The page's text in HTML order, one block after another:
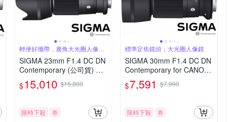
輕便好攜帶，廣角大光圈人像
鏡，美麗淺景深
SIGMA 23mm F1.4 DC DN
Contemporary (公司貨) 廣
角大光圈定焦鏡 人像鏡 AP
S-C 無反微單眼專用鏡頭
$15,010 $15,800
限時下殺 券
標準定焦鏡頭，大光圈人像鏡
SIGMA 30mm F1.4 DC DN
Contemporary for CANON
RF 接環 (公司貨) 標準大光
圈定焦鏡 人像鏡 APS-C 無
$7,591 $7,990
限時下殺 券